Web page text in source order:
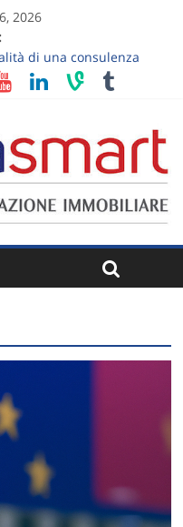
2026
di una consulenza
sul comfort
terra: luce, privacy e
da prendere prima
trasformare “ci